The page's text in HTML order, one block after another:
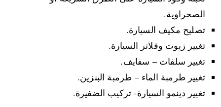
الصحراوية.
تصليح مكيف السيارة.
تغيير زيوت وفلاتر السيارة.
تغيير سلفات – سفايف.
تغيير طرمبة الماء – طرمبة البنزين.
تغيير دينمو السيارة- تركيب الضفيرة.